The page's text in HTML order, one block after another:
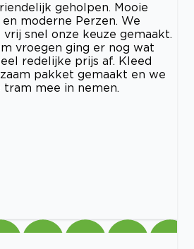
geholpen. Mooie
moderne Perzen. We
vrij snel onze keuze gemaakt.
vroegen ging er nog wat
redelijke prijs af. Kleed
pakket gemaakt en we
tram mee in nemen.